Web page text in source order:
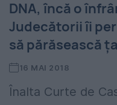
DNA, încă o
Judecătorii îi
să părăsească
16 MAI 2018
Înalta Curte de